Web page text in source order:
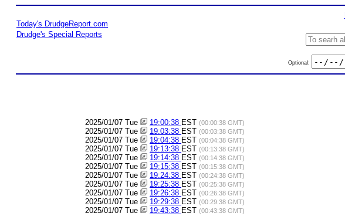
Today's DrudgeReport.com
Drudge's Special Reports
Optional:
2025/01/07 Tue 19:00:38 EST (00:00:38 GMT)
2025/01/07 Tue 19:03:38 EST (00:03:38 GMT)
2025/01/07 Tue 19:04:38 EST (00:04:38 GMT)
2025/01/07 Tue 19:13:38 EST (00:13:38 GMT)
2025/01/07 Tue 19:14:38 EST (00:14:38 GMT)
2025/01/07 Tue 19:15:38 EST (00:15:38 GMT)
2025/01/07 Tue 19:24:38 EST (00:24:38 GMT)
2025/01/07 Tue 19:25:38 EST (00:25:38 GMT)
2025/01/07 Tue 19:26:38 EST (00:26:38 GMT)
2025/01/07 Tue 19:29:38 EST (00:29:38 GMT)
2025/01/07 Tue 19:43:38 EST (00:43:38 GMT)